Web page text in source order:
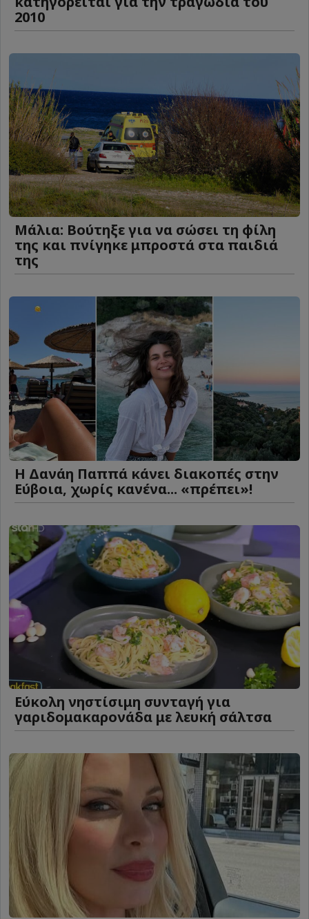
2010
Μάλια: Βούτηξε για να σώσει τη φίλη
της και πνίγηκε μπροστά στα παιδιά
της
Η Δανάη Παππά κάνει διακοπές στην
Εύβοια, χωρίς κανένα... «πρέπει»!
Eύκολη νηστίσιμη συνταγή για
γαριδομακαρονάδα με λευκή σάλτσα